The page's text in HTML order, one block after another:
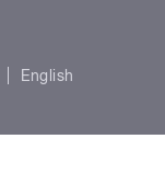
English